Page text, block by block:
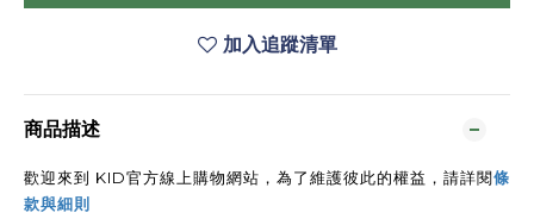
加入追蹤清單
商品描述
歡迎來到 KID官方線上購物網站，為了維護彼此的權益，請詳閱條
款與細則